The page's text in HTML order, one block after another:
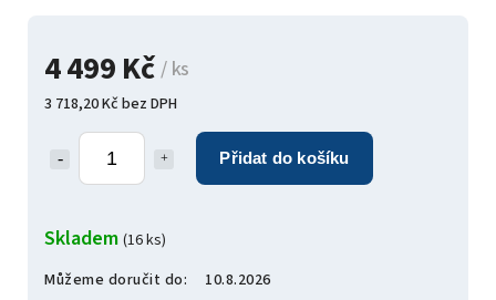
4 499 Kč/ ks
3 718,20 Kč bez DPH
Přidat do košíku
Skladem (16 ks)
Můžeme doručit do:
10.8.2026